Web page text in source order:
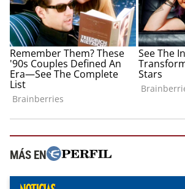
MÁS EN